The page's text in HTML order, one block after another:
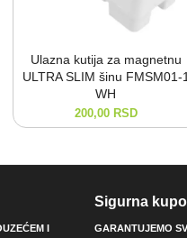
Ulazna kutija za magnetnu
ULTRA SLIM šinu FMSM01-⁠
WH
200,00 RSD
I
Sigurna
GARANTUJEMO